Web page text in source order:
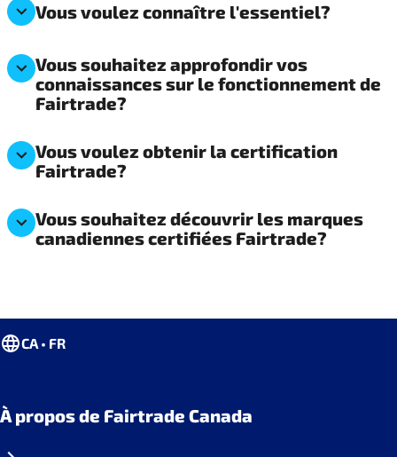
Vous voulez connaître l'essentiel?
Vous souhaitez approfondir vos
connaissances sur le fonctionnement de
Fairtrade?
Vous voulez obtenir la certification
Fairtrade?
Vous souhaitez découvrir les marques
canadiennes certifiées Fairtrade?
CA • FR
À propos de Fairtrade Canada